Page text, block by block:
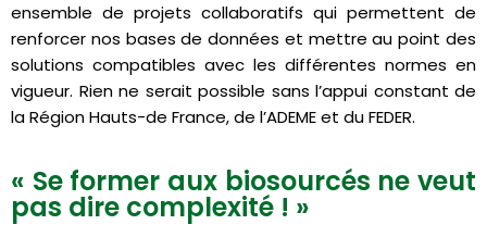
ensemble de projets collaboratifs qui permettent de
renforcer nos bases de données et mettre au point des
solutions compatibles avec les différentes normes en
vigueur. Rien ne serait possible sans l’appui constant de
la Région Hauts-de France, de l’ADEME et du FEDER.
« Se former aux biosourcés ne veut
pas dire complexité ! »